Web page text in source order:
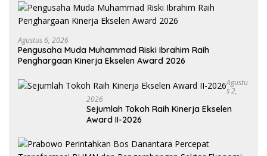
Agustus 6, 2026
Pengusaha Muda Muhammad Riski Ibrahim Raih
Penghargaan Kinerja Ekselen Award 2026
Agustu
S 2,
2026
Sejumlah Tokoh Raih Kinerja Ekselen
Award II-2026